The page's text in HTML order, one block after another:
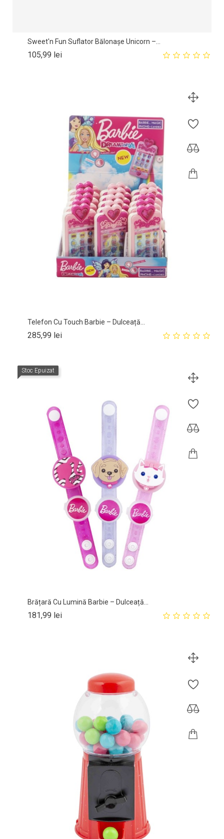
Sweet'n Fun Suflator Bălonașe Unicorn –...
105,99 leiPret
Telefon Cu Touch Barbie – Dulceață...
285,99 leiPret
Stoc Epuizat
Brățară Cu Lumină Barbie – Dulceață...
181,99 leiPret